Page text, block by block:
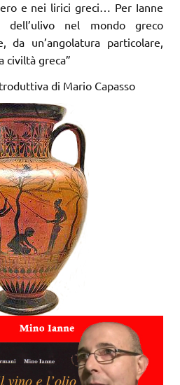
e nei lirici greci… Per Ianne
dell’ulivo nel mondo greco
un’angolatura particolare,
civiltà greca”
di Mario Capasso